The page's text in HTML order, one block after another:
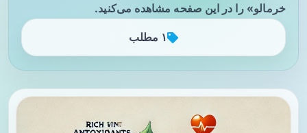
خرمالو» را در این صفحه مشاهده می‌کنید.
۱ مطلب